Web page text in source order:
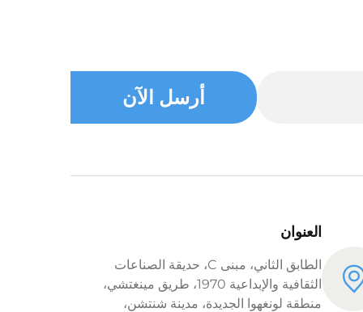
أرسل الآن
العنوان
الطابق الثاني، مبنى C، حديقة الصناعات
الثقافية والإبداعية 1970، طريق مينغتشي،
منطقة لونغهوا الجديدة، مدينة شنتشن،